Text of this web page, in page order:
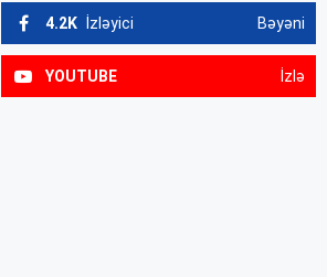
4.2K İzləyici Bəyəni
YOUTUBE İzlə